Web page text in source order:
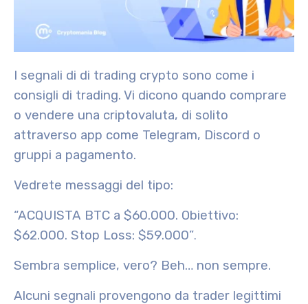
I segnali di di trading crypto sono come i
consigli di trading. Vi dicono quando comprare
o vendere una criptovaluta, di solito
attraverso app come Telegram, Discord o
gruppi a pagamento.
Vedrete messaggi del tipo:
“ACQUISTA BTC a $60.000. Obiettivo:
$62.000. Stop Loss: $59.000”.
Sembra semplice, vero? Beh… non sempre.
Alcuni segnali provengono da trader legittimi